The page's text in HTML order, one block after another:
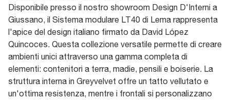
Disponibile presso il nostro showroom Design D'Interni a
Giussano, il Sistema modulare LT40 di Lema rappresenta
l'apice del design italiano firmato da David López
Quincoces. Questa collezione versatile permette di creare
ambienti unici attraverso una gamma completa di
elementi: contenitori a terra, madie, pensili e boiserie. La
struttura interna in Greyvelvet offre un tatto vellutato e
un'ottima resistenza, mentre i frontali si personalizzano